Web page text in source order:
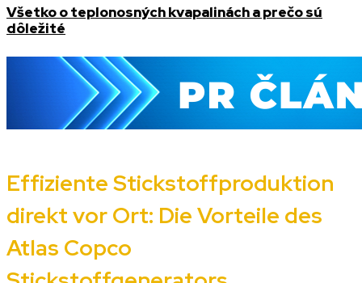
Všetko o teplonosných kvapalinách a prečo sú
dôležité
Effiziente Stickstoffproduktion
direkt vor Ort: Die Vorteile des
Atlas Copco